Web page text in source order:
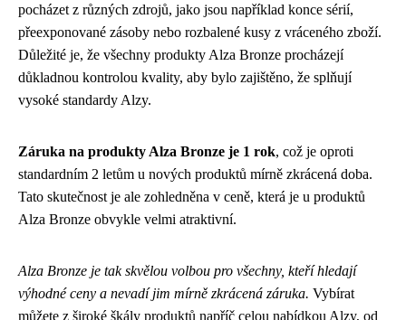
pocházet z různých zdrojů, jako jsou například konce sérií,
přeexponované zásoby nebo rozbalené kusy z vráceného zboží.
Důležité je, že všechny produkty Alza Bronze procházejí
důkladnou kontrolou kvality, aby bylo zajištěno, že splňují
vysoké standardy Alzy.
Záruka na produkty Alza Bronze je 1 rok, což je oproti
standardním 2 letům u nových produktů mírně zkrácená doba.
Tato skutečnost je ale zohledněna v ceně, která je u produktů
Alza Bronze obvykle velmi atraktivní.
Alza Bronze je tak skvělou volbou pro všechny, kteří hledají
výhodné ceny a nevadí jim mírně zkrácená záruka. Vybírat
můžete z široké škály produktů napříč celou nabídkou Alzy, od